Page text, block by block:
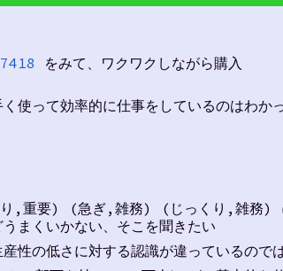
をみて、ワクワクしながら購入
使って効率的に仕事をしているのはわか
,重要) (急ぎ,雑務) (じっくり,雑務)
まくいかない、そこを聞きたい
性の低さに対する認識が違っているので